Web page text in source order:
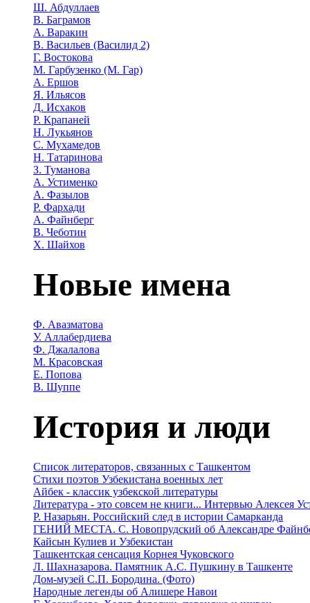
Ш. Абдуллаев
В. Баграмов
А. Варакин
В. Васильев (Василид 2)
Г. Востокова
М. Гарбузенко (М. Гар)
А. Ершов
Я. Ильясов
Д. Исхаков
Р. Крапаней
Н. Лукьянов
С. Мухамедов
Н. Татаринова
З. Туманова
А. Устименко
А. Фазылов
Р. Фархади
А. Файнберг
В. Чеботин
Х. Шайхов
Новые имена
Ф. Авазматова
У. Аллабердиева
Ф. Джалалова
М. Красовская
Е. Попова
В. Шуппе
История и люди
Список литераторов, связанных с Ташкентом
Стихи поэтов Узбекистана военных лет
Айбек - классик узбекской литературы
Литература - это совсем не книги... Интервью Алексея
Р. Назарьян. Российский след в истории Самарканда
ГЕНИЙ МЕСТА. C. Новопрудский об Александре
Кайсын Кулиев и Узбекистан
Ташкентская сенсация Корнея Чуковского
Л. Шахназарова. Памятник А.С. Пушкину в Ташкенте
Дом-музей С.П. Бородина. (Фото)
Народные легенды об Алишере Навои